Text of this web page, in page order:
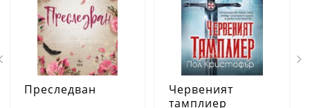
Преследван
Червеният
тамплиер